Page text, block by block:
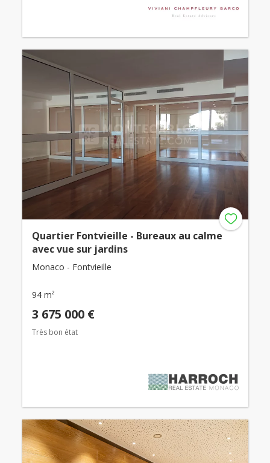
Quartier Fontvieille - Bureaux au calme
avec vue sur jardins
Monaco - Fontvieille
94 m²
3 675 000 €
Très bon état